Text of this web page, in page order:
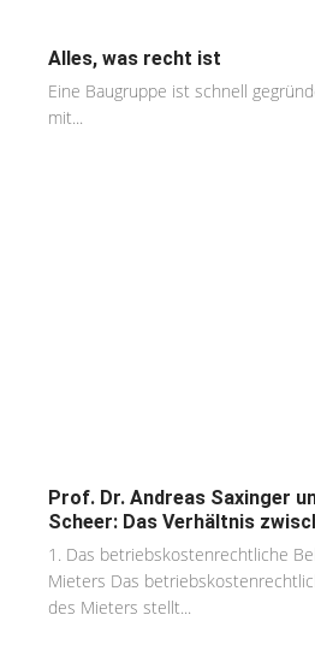
Alles, was recht ist
Eine Baugruppe ist schnell
mit...
Prof. Dr. Andreas Saxinger
Scheer: Das Verhältnis
1. Das betriebskostenrechtliche
Mieters Das
des Mieters stellt...